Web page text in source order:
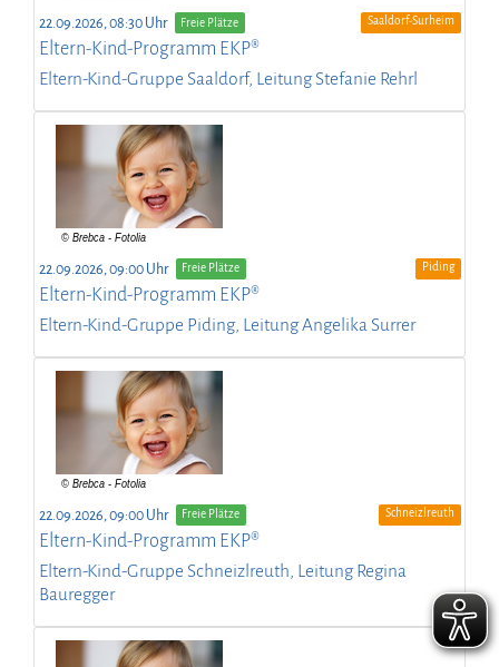
22.09.2026, 08:30 Uhr Freie Plätze Saaldorf-Surheim
Eltern-Kind-Programm EKP®
Eltern-Kind-Gruppe Saaldorf, Leitung Stefanie Rehrl
22.09.2026, 09:00 Uhr Freie Plätze Piding
Eltern-Kind-Programm EKP®
Eltern-Kind-Gruppe Piding, Leitung Angelika Surrer
22.09.2026, 09:00 Uhr Freie Plätze Schneizlreuth
Eltern-Kind-Programm EKP®
Eltern-Kind-Gruppe Schneizlreuth, Leitung Regina
Bauregger